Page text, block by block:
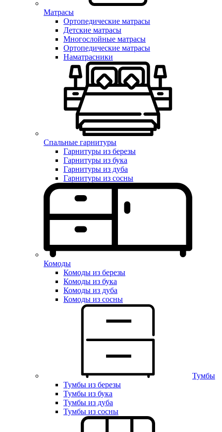
Матрасы
Ортопедические матрасы
Детские матрасы
Многослойные матрасы
Ортопедические матрасы
Наматрасники
Спальные гарнитуры
Гарнитуры из березы
Гарнитуры из бука
Гарнитуры из дуба
Гарнитуры из сосны
Комоды
Комоды из березы
Комоды из бука
Комоды из дуба
Комоды из сосны
Тумбы
Тумбы из березы
Тумбы из бука
Тумбы из дуба
Тумбы из сосны